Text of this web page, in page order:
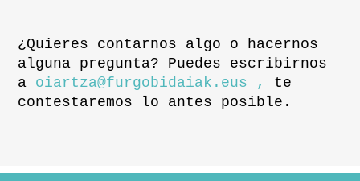
¿Quieres contarnos algo o hacernos
alguna pregunta? Puedes escribirnos
a oiartza@furgobidaiak.eus ,
te
contestaremos lo antes posible.